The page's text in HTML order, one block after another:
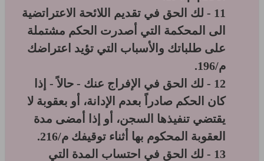
11 - لك الحق في تقديم اللائحة الاعتراتضية
الى المحكمة التي أصدرت الحكم مشتملة
على طلباتك والأسباب التي تؤيد اعتراضك
م/196.
12 - لك الحق في الإفراج عنك - حالاً - إذا
كان الحكم صادراً بعدم الإدانة، أو بعقوبة لا
يقتضي تنفيذها السجن، أو إذا أمضى مدة
العقوبة المحكوم بها أثناء توقيفك م/216.
13 - لك الحق في احتساب المدة التي